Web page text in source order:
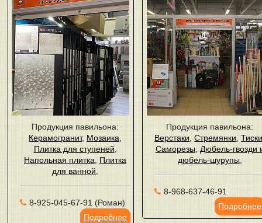
Продукция павильона:
Керамогранит, Мозаика,
Плитка для ступеней,
Напольная плитка, Плитка
для ванной,
8-925-045-67-91 (Роман)
Подробнее
Продукция павильона:
Верстаки,Стремянки,
Саморезы, Дюбель-гвозди
дюбель-шурупы,
8-968-637-46-91
Подробнее